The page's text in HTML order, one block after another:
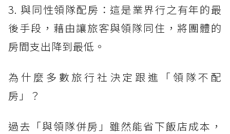
3. 與同性領隊配房：這是業界行之有年的最
後手段，藉由讓旅客與領隊同住，將團體的
房間支出降到最低。
為什麼多數旅行社決定跟進「領隊不配
房」？
過去「與領隊併房」雖然能省下飯店成本，